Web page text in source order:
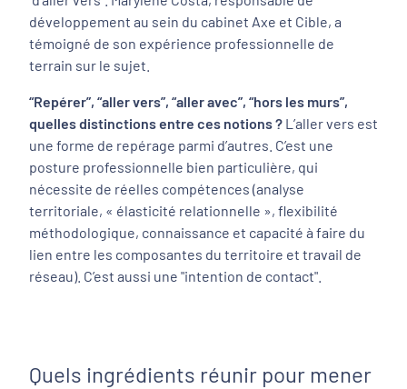
développement au sein du cabinet Axe et Cible, a
témoigné de son expérience professionnelle de
terrain sur le sujet.
“Repérer”, “aller vers”, “aller avec”, “hors les murs”,
quelles distinctions entre ces notions ? L’aller vers est
une forme de repérage parmi d’autres. C’est une
posture professionnelle bien particulière, qui
nécessite de réelles compétences (analyse
territoriale, « élasticité relationnelle », flexibilité
méthodologique, connaissance et capacité à faire du
lien entre les composantes du territoire et travail de
réseau). C’est aussi une "intention de contact".
Quels ingrédients réunir pour mener